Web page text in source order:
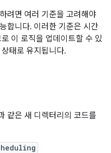
려면 여러 기준을 고려해야
합니다. 이러한 기준은 시간
이 로직을 업데이트할 수 있
태로 유지됩니다.
같은 새 디렉터리의 코드를